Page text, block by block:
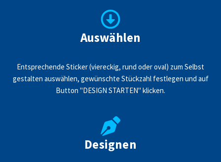
Auswählen
Entsprechende Sticker (viereckig, rund oder oval) zum Selbst
gestalten auswählen, gewünschte Stückzahl festlegen und auf
Button "DESIGN STARTEN" klicken.
Designen